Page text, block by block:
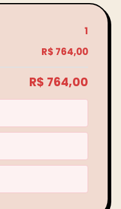
1
R$ 764,00
R$ 764,00